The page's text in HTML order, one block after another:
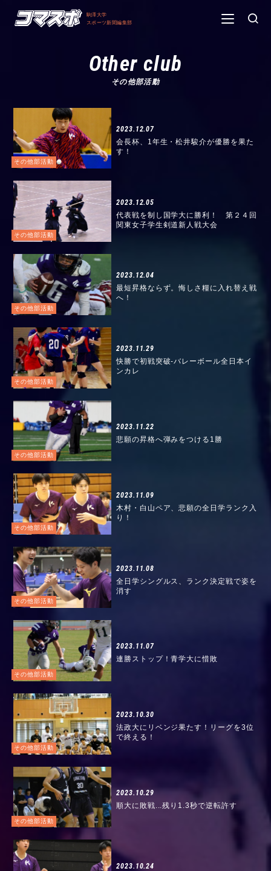
駒澤大学
スポーツ新聞編集部
Other club
その他部活動
その他部活動
2023.12.07
会長杯、1年生・松井駿介が優勝を果た
す！
その他部活動
2023.12.05
代表戦を制し国学大に勝利！ 第２４回
関東女子学生剣道新人戦大会
その他部活動
2023.12.04
最短昇格ならず。悔しさ糧に入れ替え戦
へ！
その他部活動
2023.11.29
快勝で初戦突破-バレーボール全日本イ
ンカレ
その他部活動
2023.11.22
悲願の昇格へ弾みをつける1勝
その他部活動
2023.11.09
木村・白山ペア、悲願の全日学ランク入
り！
その他部活動
2023.11.08
全日学シングルス、ランク決定戦で姿を
消す
その他部活動
2023.11.07
連勝ストップ！青学大に惜敗
その他部活動
2023.10.30
法政大にリベンジ果たす！リーグを3位
で終える！
その他部活動
2023.10.29
順大に敗戦...残り1.3秒で逆転許す
2023.10.24